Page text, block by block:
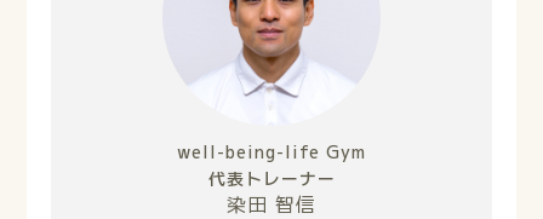
well-being-life Gym
代表トレーナー
染田 智信